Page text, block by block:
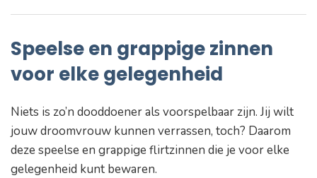
Speelse en grappige zinnen
voor elke gelegenheid
Niets is zo’n dooddoener als voorspelbaar zijn. Jij wilt
jouw droomvrouw kunnen verrassen, toch? Daarom
deze speelse en grappige flirtzinnen die je voor elke
gelegenheid kunt bewaren.